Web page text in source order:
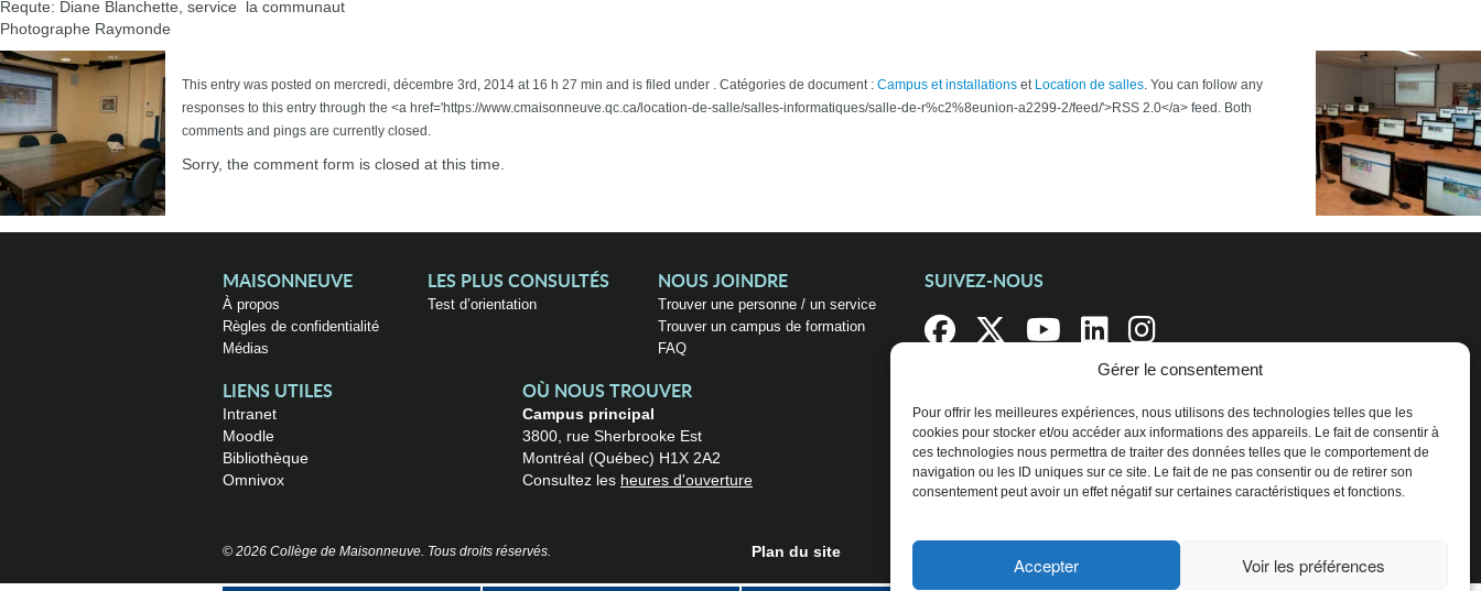
Gérer le consentement
Pour offrir les meilleures expériences, nous utilisons des technologies telles que les
cookies pour stocker et/ou accéder aux informations des appareils. Le fait de consentir à
ces technologies nous permettra de traiter des données telles que le comportement de
navigation ou les ID uniques sur ce site. Le fait de ne pas consentir ou de retirer son
consentement peut avoir un effet négatif sur certaines caractéristiques et fonctions.
Accepter Voir les préférences
Requte: Diane Blanchette, service  la communaut
Photographe Raymonde
This entry was posted on mercredi, décembre 3rd, 2014 at 16 h 27 min and is filed under . Catégories de document : Campus et installations et Location de salles. You can follow any
responses to this entry through the <a href='https://www.cmaisonneuve.qc.ca/location-de-salle/salles-informatiques/salle-de-r%c2%8eunion-a2299-2/feed/'>RSS 2.0</a> feed. Both
comments and pings are currently closed.
Sorry, the comment form is closed at this time.
MAISONNEUVE
À propos
Règles de confidentialité
Médias
LES PLUS CONSULTÉS
Test d’orientation
NOUS JOINDRE
Trouver une personne / un service
Trouver un campus de formation
FAQ
SUIVEZ-NOUS
LIENS UTILES
Intranet
Moodle
Bibliothèque
Omnivox
OÙ NOUS TROUVER
Campus principal
3800, rue Sherbrooke Est
Montréal (Québec) H1X 2A2
Consultez les heures d'ouverture
© 2026 Collège de Maisonneuve. Tous droits réservés. Plan du site